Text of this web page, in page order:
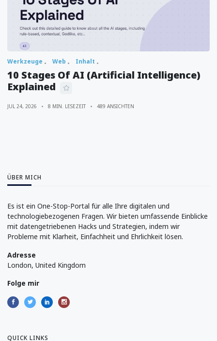
Werkzeuge Web Inhalt
10 Stages Of AI (Artificial Intelligence)
Explained
JUL 24, 2026 8 MIN. LESEZEIT 489 ANSICHTEN
ÜBER MICH
Es ist ein One-Stop-Portal für alle Ihre digitalen und
technologiebezogenen Fragen. Wir bieten umfassende Einblicke
mit datengetriebenen Hacks und Strategien, indem wir
Probleme mit Klarheit, Einfachheit und Ehrlichkeit lösen.
Adresse
London, United Kingdom
Folge mir
QUICK LINKS